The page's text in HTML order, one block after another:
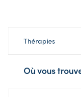
sous-
catégorie
Thérapies
Où vous